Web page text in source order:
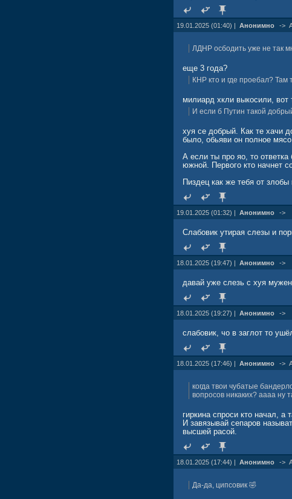
19.01.2025 (01:40) | Анонимно ->
ЛДНР осбодить уже не так
еще 3 года?
КНР кто и где проебал?
милиард хкли выкосили, вот
И если б Путин такой
хуя се добрый. Как те хачи
было, обьяви он полное
А если ты про яо, то
южной. Первого кто начнет
Пиздец как же тебя от злобы
19.01.2025 (01:32) | Анонимно ->
Слабовик утирая слезы и
18.01.2025 (19:47) | Анонимно ->
давай уже слезь с хуя
18.01.2025 (19:27) | Анонимно ->
слабовик, чо в заглот то
18.01.2025 (17:46) | Анонимно ->
когда твои чубатые
вопросов никаких? аааа
гиркина спроси кто начал, а
И завязывай сепаров
высшей расой.
18.01.2025 (17:44) | Анонимно ->
Да-да, ципсовик 🤣